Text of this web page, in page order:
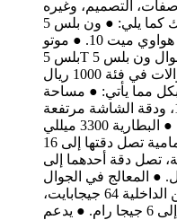
التصميم، وغيره
الكثير، وذلك كما يلي: ● ون بلس 5T. ● اسنشيال PH-1. ●
هواوي ميت 10. ● موتو Z2 Play. ● آيفون SE. 1- جوال ون
بلس 5T يعتبر جوال ون بلس 5T من أفضل جوالات الفئة الأقل
من 2000 ريال سعودي، ويعتبر من جوالات في فئة 1000 ريال
بكل مما يأتي: ● مساحة
الشاشة 6.01 إنش، وأبعاد الشاشة 18:9، ودقة الشاشة مرتفعة
للغاية حيث تبلغ 1080×1920 بكسل. ● البطارية 3300 ميللي
أمبير. ● يأتي مزودًا بكاميرا أمامية تصل دقتها إلى 16
تصل دقة أحدهما إلى
20 ميجابكسل. ● المعالج في الجوال
سنابدراجون 835. ● سعة التخزين الداخلية 64 جيجابايت،